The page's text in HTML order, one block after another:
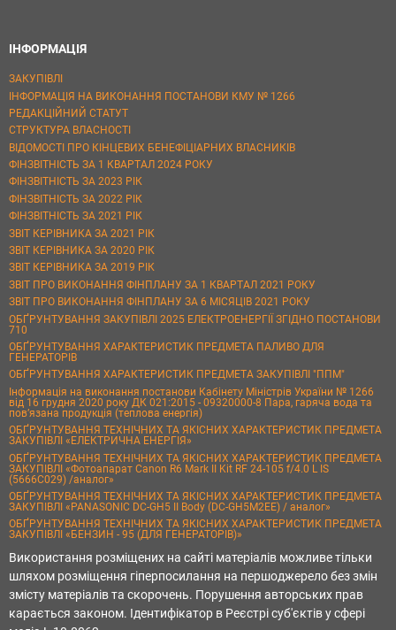
ІНФОРМАЦІЯ
ЗАКУПІВЛІ
ІНФОРМАЦІЯ НА ВИКОНАННЯ ПОСТАНОВИ КМУ № 1266
РЕДАКЦІЙНИЙ СТАТУТ
СТРУКТУРА ВЛАСНОСТІ
ВІДОМОСТІ ПРО КІНЦЕВИХ БЕНЕФІЦІАРНИХ ВЛАСНИКІВ
ФІНЗВІТНІСТЬ ЗА 1 КВАРТАЛ 2024 РОКУ
ФІНЗВІТНІСТЬ ЗА 2023 РІК
ФІНЗВІТНІСТЬ ЗА 2022 РІК
ФІНЗВІТНІСТЬ ЗА 2021 РІК
ЗВІТ КЕРІВНИКА ЗА 2021 РІК
ЗВІТ КЕРІВНИКА ЗА 2020 РІК
ЗВІТ КЕРІВНИКА ЗА 2019 РІК
ЗВІТ ПРО ВИКОНАННЯ ФІНПЛАНУ ЗА 1 КВАРТАЛ 2021 РОКУ
ЗВІТ ПРО ВИКОНАННЯ ФІНПЛАНУ ЗА 6 МІСЯЦІВ 2021 РОКУ
ОБҐРУНТУВАННЯ ЗАКУПІВЛІ 2025 ЕЛЕКТРОЕНЕРГІЇ ЗГІДНО ПОСТАНОВИ
710
ОБҐРУНТУВАННЯ ХАРАКТЕРИСТИК ПРЕДМЕТА ПАЛИВО ДЛЯ
ГЕНЕРАТОРІВ
ОБҐРУНТУВАННЯ ХАРАКТЕРИСТИК ПРЕДМЕТА ЗАКУПІВЛІ "ППМ"
Інформація на виконання постанови Кабінету Міністрів України № 1266
від 16 грудня 2020 року ДК 021:2015 - 09320000-8 Пара, гаряча вода та
пов’язана продукція (теплова енергія)
ОБҐРУНТУВАННЯ ТЕХНІЧНИХ ТА ЯКІСНИХ ХАРАКТЕРИСТИК ПРЕДМЕТА
ЗАКУПІВЛІ «ЕЛЕКТРИЧНА ЕНЕРГІЯ»
ОБҐРУНТУВАННЯ ТЕХНІЧНИХ ТА ЯКІСНИХ ХАРАКТЕРИСТИК ПРЕДМЕТА
ЗАКУПІВЛІ «Фотоапарат Canon R6 Mark II Kit RF 24-105 f/4.0 L IS
(5666C029) /аналог»
ОБҐРУНТУВАННЯ ТЕХНІЧНИХ ТА ЯКІСНИХ ХАРАКТЕРИСТИК ПРЕДМЕТА
ЗАКУПІВЛІ «PANASONIC DC-GH5 II Body (DC-GH5M2EE) / аналог»
ОБҐРУНТУВАННЯ ТЕХНІЧНИХ ТА ЯКІСНИХ ХАРАКТЕРИСТИК ПРЕДМЕТА
ЗАКУПІВЛІ «БЕНЗИН - 95 (ДЛЯ ГЕНЕРАТОРІВ)»
Використання розміщених на сайті матеріалів можливе тільки
шляхом розміщення гіперпосилання на першоджерело без змін
змісту матеріалів та скорочень. Порушення авторських прав
карається законом. Ідентифікатор в Реєстрі суб'єктів у сфері